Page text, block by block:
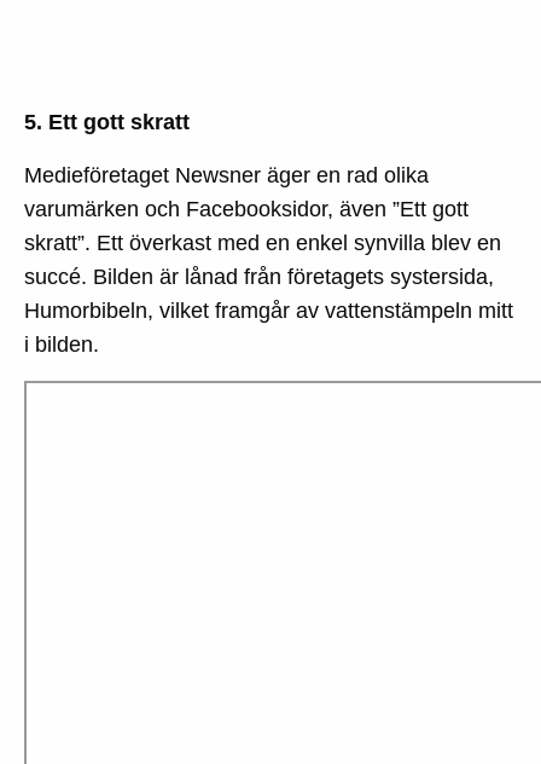
5. Ett gott skratt
Medieföretaget Newsner äger en rad olika
varumärken och Facebooksidor, även ”Ett gott
skratt”. Ett överkast med en enkel synvilla blev en
succé. Bilden är lånad från företagets systersida,
Humorbibeln, vilket framgår av vattenstämpeln mitt
i bilden.